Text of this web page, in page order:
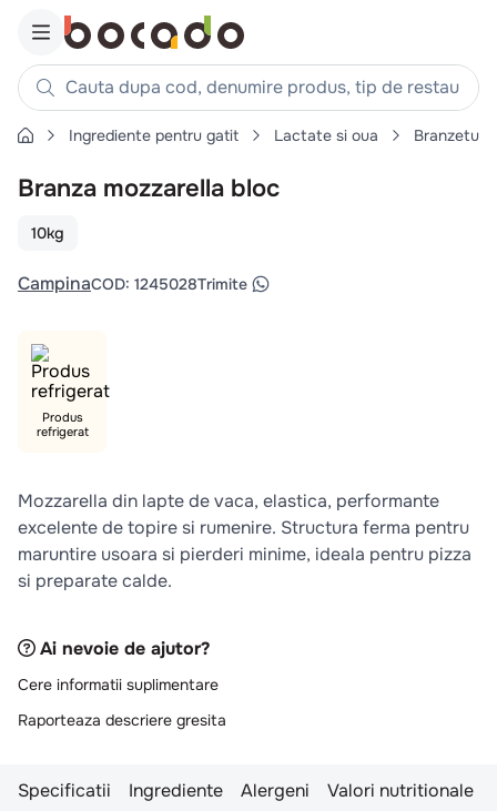
Cauta dupa cod, denumire produs, tip de restaurant,
Căutări populare
1. cartofi
. piept pui
4. chifle
. coaste
. ceafa
aripi
10.pizza
Ingrediente pentru gatit Lactate si oua Branzeturi
Branza mozzarella bloc
10kg
CampinaCOD: 1245028Trimite
Produs
refrigerat
Mozzarella din lapte de vaca, elastica, performante
excelente de topire si rumenire. Structura ferma pentru
maruntire usoara si pierderi minime, ideala pentru pizza
si preparate calde.
Ai nevoie de ajutor?
Cere informatii suplimentare
Raporteaza descriere gresita
Specificatii Ingrediente Alergeni Valori nutritionale